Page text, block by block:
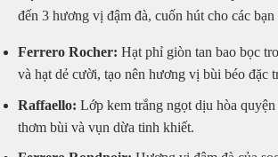
đến 3 hương vị đậm đà, cuốn hút cho các
Ferrero Rocher: Hạt phỉ giòn tan bao bọc
và hạt dẻ cười, tạo nên hương vị bùi béo đặc
Raffaello: Lớp kem trắng ngọt dịu hòa
thơm bùi và vụn dừa tinh khiết.